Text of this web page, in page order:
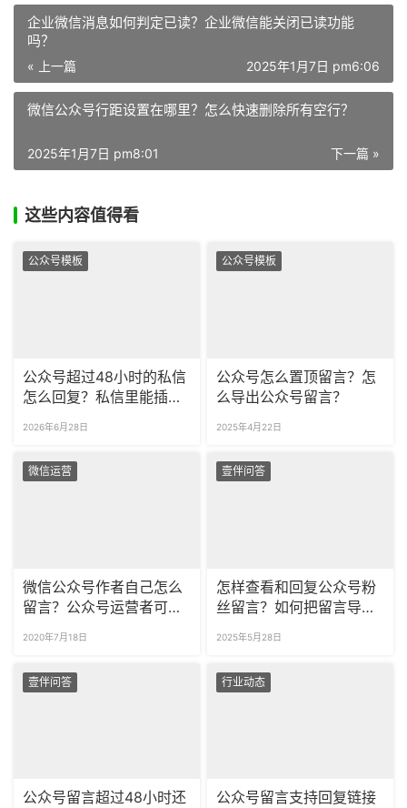
企业微信消息如何判定已读？企业微信能关闭已读功能
吗？
« 上一篇 2025年1月7日 pm6:06
微信公众号行距设置在哪里？怎么快速删除所有空行？
下一篇 »
2025年1月7日 pm8:01
这些内容值得看
公众号模板
公众号超过48小时的私信
怎么回复？私信里能插入
2026年6月28日
公众号模板
公众号怎么置顶留言？怎
么导出公众号留言？
2025年4月22日
微信运营
微信公众号作者自己怎么
留言？公众号运营者可以
2020年7月18日
壹伴问答
怎样查看和回复公众号粉
丝留言？如何把留言导出
2025年5月28日
壹伴问答
公众号留言超过48小时还
行业动态
公众号留言支持回复链接